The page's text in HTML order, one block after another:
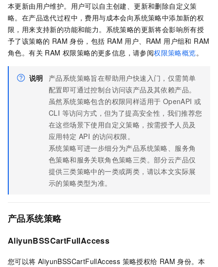
本更新由用户维护。用户可以自主创建、更新和删除自定义策
略。在产品迭代过程中，费用与成本会向系统策略中添加新的权
限，用来支持新的功能和能力。系统策略的更新将会影响所有授
予了该策略的 RAM 身份，包括 RAM 用户、RAM 用户组和 RAM
角色。有关 RAM 权限策略的更多信息，请参阅权限策略概览。
说明
产品系统策略旨在帮助用户快速入门，仅需简单
配置即可通过控制台访问该产品及其依赖产品。
虽然系统策略包含的权限同样适用于 OpenAPI 或
CLI 等访问方式，但为了提高安全性，我们推荐您
在这些场景下使用自定义策略，按需授予人员及
应用特定 API 的访问权限。
系统策略可进一步细分为产品系统策略、服务角
色策略和服务关联角色策略三类。部分云产品仅
提供三类策略中的一类或两类，请以本文实际展
示的策略类型为准。
产品系统策略
AliyunBSSCartFullAccess
您可以将 AliyunBSSCartFullAccess 策略授权给 RAM 身份。本